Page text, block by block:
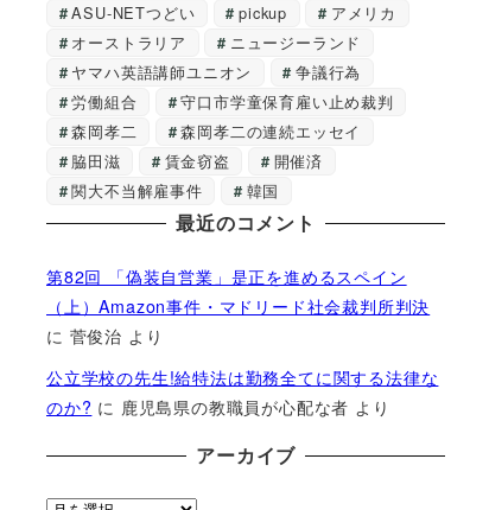
ASU-NETつどい pickup
アメリカ
オーストラリア
ニュージーランド
ヤマハ英語講師ユニオン
争議行為
労働組合
守口市学童保育雇い止め裁判
森岡孝二
森岡孝二の連続エッセイ
脇田滋
賃金窃盗
開催済
関大不当解雇事件
韓国
最近のコメント
第82回 「偽装自営業」是正を進めるスペイン
（上）Amazon事件・マドリード社会裁判所判決
に 菅俊治 より
公立学校の先生!給特法は勤務全てに関する法律な
のか? に 鹿児島県の教職員が心配な者 より
アーカイブ